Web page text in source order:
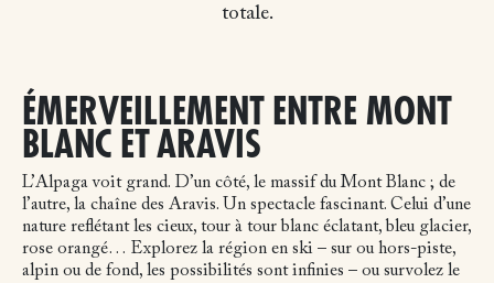
totale.
ÉMERVEILLEMENT ENTRE MONT
BLANC ET ARAVIS
L’Alpaga voit grand. D’un côté, le massif du Mont Blanc ; de
l’autre, la chaîne des Aravis. Un spectacle fascinant. Celui d’une
nature reflétant les cieux, tour à tour blanc éclatant, bleu glacier,
rose orangé… Explorez la région en ski – sur ou hors-piste,
alpin ou de fond, les possibilités sont infinies – ou survolez le